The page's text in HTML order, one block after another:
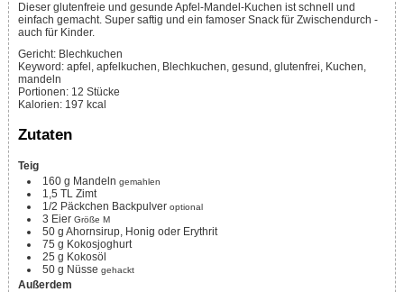
Dieser glutenfreie und gesunde Apfel-Mandel-Kuchen ist schnell und
einfach gemacht. Super saftig und ein famoser Snack für Zwischendurch -
auch für Kinder.
Gericht: Blechkuchen
Keyword: apfel, apfelkuchen, Blechkuchen, gesund, glutenfrei, Kuchen,
mandeln
Portionen: 12 Stücke
Kalorien: 197 kcal
Zutaten
Teig
160 g Mandeln gemahlen
1,5 TL Zimt
1/2 Päckchen Backpulver optional
3 Eier Größe M
50 g Ahornsirup, Honig oder Erythrit
75 g Kokosjoghurt
25 g Kokosöl
50 g Nüsse gehackt
Außerdem